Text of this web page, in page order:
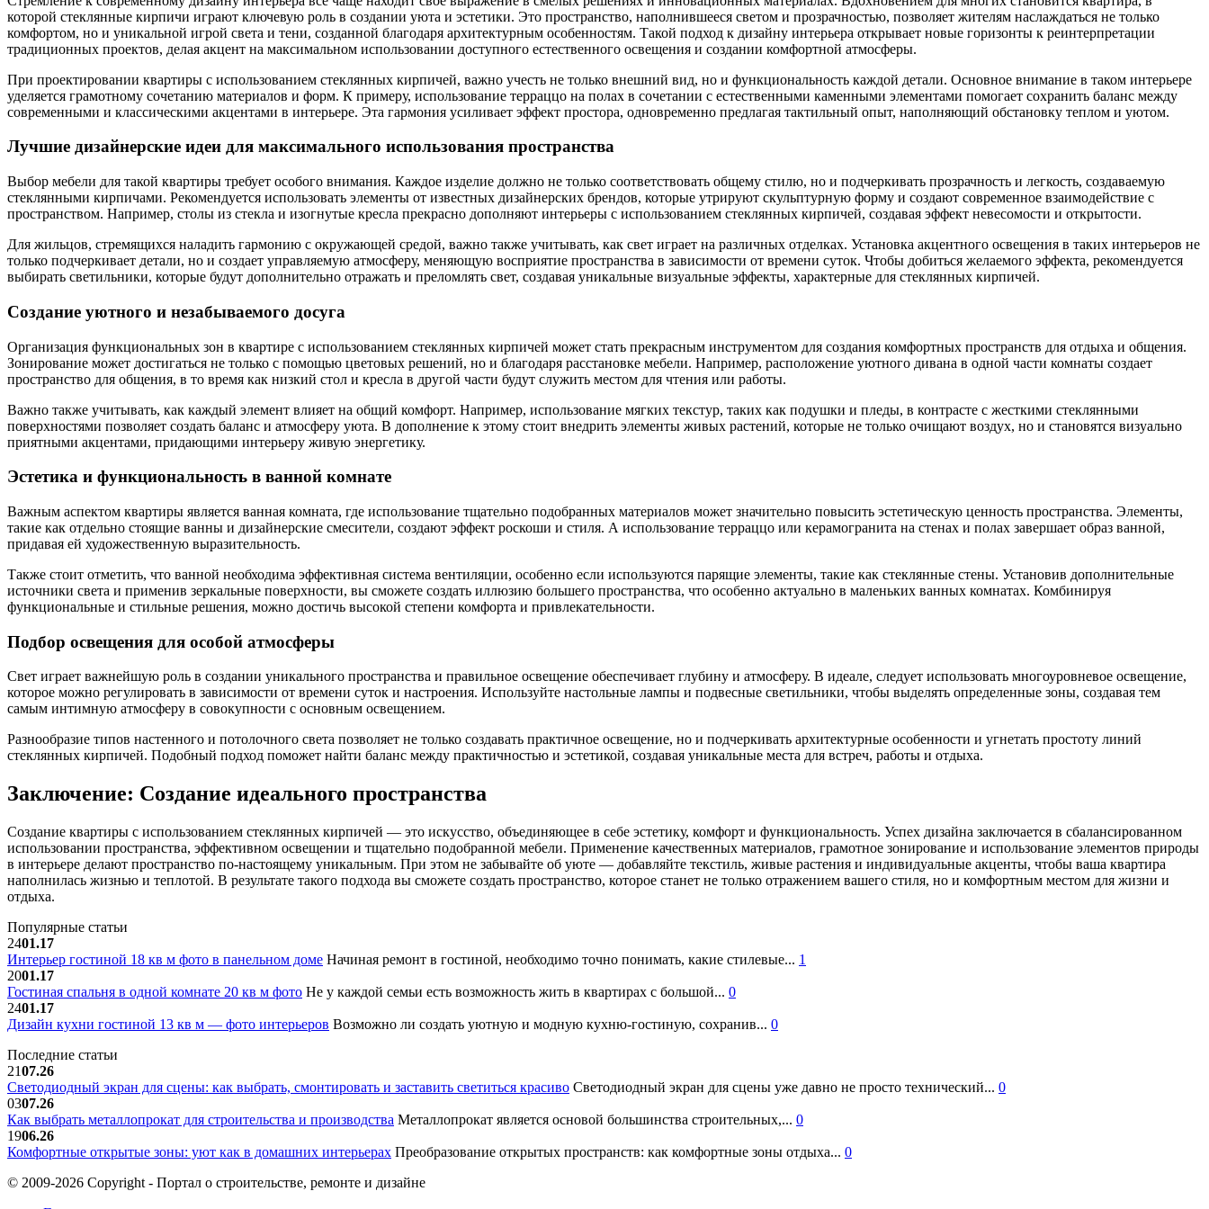
которой стеклянные кирпичи играют ключевую роль в создании уюта и эстетики. Это пространство, наполнившееся светом и прозрачностью, позволяет жителям наслаждаться не только
комфортом, но и уникальной игрой света и тени, созданной благодаря архитектурным особенностям. Такой подход к дизайну интерьера открывает новые горизонты к реинтерпретации
традиционных проектов, делая акцент на максимальном использовании доступного естественного освещения и создании комфортной атмосферы.
При проектировании квартиры с использованием стеклянных кирпичей, важно учесть не только внешний вид, но и функциональность каждой детали. Основное внимание в таком интерьере
уделяется грамотному сочетанию материалов и форм. К примеру, использование терраццо на полах в сочетании с естественными каменными элементами помогает сохранить баланс между
современными и классическими акцентами в интерьере. Эта гармония усиливает эффект простора, одновременно предлагая тактильный опыт, наполняющий обстановку теплом и уютом.
Лучшие дизайнерские идеи для максимального использования пространства
Выбор мебели для такой квартиры требует особого внимания. Каждое изделие должно не только соответствовать общему стилю, но и подчеркивать прозрачность и легкость, создаваемую
стеклянными кирпичами. Рекомендуется использовать элементы от известных дизайнерских брендов, которые утрируют скульптурную форму и создают современное взаимодействие с
пространством. Например, столы из стекла и изогнутые кресла прекрасно дополняют интерьеры с использованием стеклянных кирпичей, создавая эффект невесомости и открытости.
Для жильцов, стремящихся наладить гармонию с окружающей средой, важно также учитывать, как свет играет на различных отделках. Установка акцентного освещения в таких интерьеров не
только подчеркивает детали, но и создает управляемую атмосферу, меняющую восприятие пространства в зависимости от времени суток. Чтобы добиться желаемого эффекта, рекомендуется
выбирать светильники, которые будут дополнительно отражать и преломлять свет, создавая уникальные визуальные эффекты, характерные для стеклянных кирпичей.
Создание уютного и незабываемого досуга
Организация функциональных зон в квартире с использованием стеклянных кирпичей может стать прекрасным инструментом для создания комфортных пространств для отдыха и общения.
Зонирование может достигаться не только с помощью цветовых решений, но и благодаря расстановке мебели. Например, расположение уютного дивана в одной части комнаты создает
пространство для общения, в то время как низкий стол и кресла в другой части будут служить местом для чтения или работы.
Важно также учитывать, как каждый элемент влияет на общий комфорт. Например, использование мягких текстур, таких как подушки и пледы, в контрасте с жесткими стеклянными
поверхностями позволяет создать баланс и атмосферу уюта. В дополнение к этому стоит внедрить элементы живых растений, которые не только очищают воздух, но и становятся визуально
приятными акцентами, придающими интерьеру живую энергетику.
Эстетика и функциональность в ванной комнате
Важным аспектом квартиры является ванная комната, где использование тщательно подобранных материалов может значительно повысить эстетическую ценность пространства. Элементы,
такие как отдельно стоящие ванны и дизайнерские смесители, создают эффект роскоши и стиля. А использование терраццо или керамогранита на стенах и полах завершает образ ванной,
придавая ей художественную выразительность.
Также стоит отметить, что ванной необходима эффективная система вентиляции, особенно если используются парящие элементы, такие как стеклянные стены. Установив дополнительные
источники света и применив зеркальные поверхности, вы сможете создать иллюзию большего пространства, что особенно актуально в маленьких ванных комнатах. Комбинируя
функциональные и стильные решения, можно достичь высокой степени комфорта и привлекательности.
Подбор освещения для особой атмосферы
Свет играет важнейшую роль в создании уникального пространства и правильное освещение обеспечивает глубину и атмосферу. В идеале, следует использовать многоуровневое освещение,
которое можно регулировать в зависимости от времени суток и настроения. Используйте настольные лампы и подвесные светильники, чтобы выделять определенные зоны, создавая тем
самым интимную атмосферу в совокупности с основным освещением.
Разнообразие типов настенного и потолочного света позволяет не только создавать практичное освещение, но и подчеркивать архитектурные особенности и угнетать простоту линий
стеклянных кирпичей. Подобный подход поможет найти баланс между практичностью и эстетикой, создавая уникальные места для встреч, работы и отдыха.
Заключение: Создание идеального пространства
Создание квартиры с использованием стеклянных кирпичей — это искусство, объединяющее в себе эстетику, комфорт и функциональность. Успех дизайна заключается в сбалансированном
использовании пространства, эффективном освещении и тщательно подобранной мебели. Применение качественных материалов, грамотное зонирование и использование элементов природы
в интерьере делают пространство по-настоящему уникальным. При этом не забывайте об уюте — добавляйте текстиль, живые растения и индивидуальные акценты, чтобы ваша квартира
наполнилась жизнью и теплотой. В результате такого подхода вы сможете создать пространство, которое станет не только отражением вашего стиля, но и комфортным местом для жизни и
отдыха.
Популярные статьи
2401.17
Интерьер гостиной 18 кв м фото в панельном доме Начиная ремонт в гостиной, необходимо точно понимать, какие стилевые... 1
2001.17
Гостиная спальня в одной комнате 20 кв м фото Не у каждой семьи есть возможность жить в квартирах с большой... 0
2401.17
Дизайн кухни гостиной 13 кв м — фото интерьеров Возможно ли создать уютную и модную кухню-гостиную, сохранив... 0
Последние статьи
2107.26
Светодиодный экран для сцены: как выбрать, смонтировать и заставить светиться красиво Светодиодный экран для сцены уже давно не просто технический... 0
0307.26
Как выбрать металлопрокат для строительства и производства Металлопрокат является основой большинства строительных,... 0
1906.26
Комфортные открытые зоны: уют как в домашних интерьерах Преобразование открытых пространств: как комфортные зоны отдыха... 0
© 2009-2026 Copyright - Портал о строительстве, ремонте и дизайне